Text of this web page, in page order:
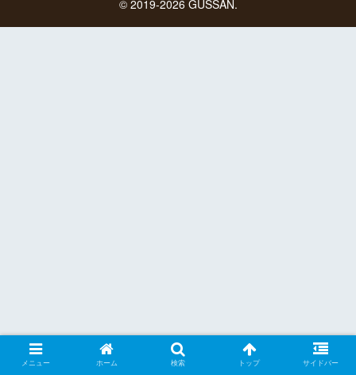
© 2019-2026 GUSSAN.
メニュー ホーム 検索 トップ サイドバー